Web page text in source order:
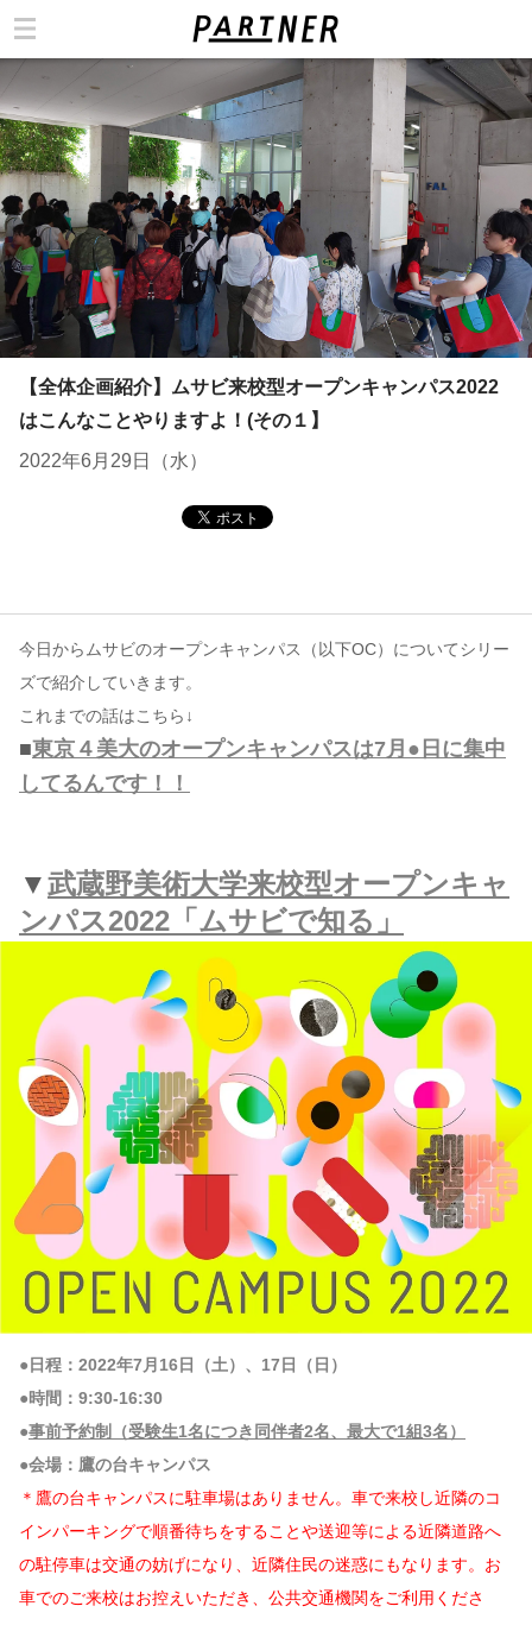
【全体企画紹介】ムサビ来校型オープンキャンパス2022
はこんなことやりますよ！(その１】
2022年6月29日（水）
今日からムサビのオープンキャンパス（以下OC）についてシリー
ズで紹介していきます。
これまでの話はこちら↓
■東京４美大のオープンキャンパスは7月●日に集中
してるんです！！
▼武蔵野美術大学来校型オープンキャ
ンパス2022「ムサビで知る」
●日程：2022年7月16日（土）、17日（日）
●時間：9:30-16:30
●事前予約制（受験生1名につき同伴者2名、最大で1組3名）
●会場：鷹の台キャンパス
＊鷹の台キャンパスに駐車場はありません。車で来校し近隣のコ
インパーキングで順番待ちをすることや送迎等による近隣道路へ
の駐停車は交通の妨げになり、近隣住民の迷惑にもなります。お
車でのご来校はお控えいただき、公共交通機関をご利用くださ
お問い合わせ